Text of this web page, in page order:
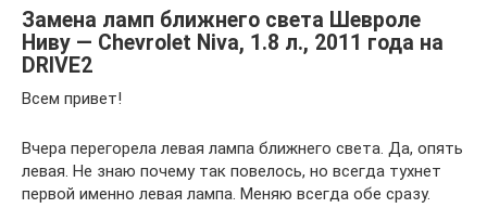
Замена ламп ближнего света Шевроле
Ниву — Chevrolet Niva, 1.8 л., 2011 года на
DRIVE2
Всем привет!
Вчера перегорела левая лампа ближнего света. Да, опять
левая. Не знаю почему так повелось, но всегда тухнет
первой именно левая лампа. Меняю всегда обе сразу.